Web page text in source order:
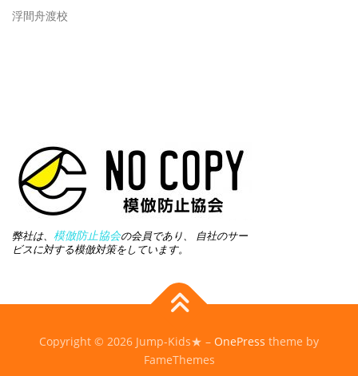
浮間舟渡校
弊社は、 模倣防止協会の会員であり、 自社のサー
ビスに対する模倣対策をしています。
Copyright © 2026 Jump-Kids★ – OnePress theme by
FameThemes